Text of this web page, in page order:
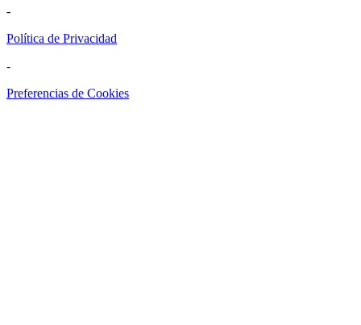
-
Política de Privacidad
-
Preferencias de Cookies